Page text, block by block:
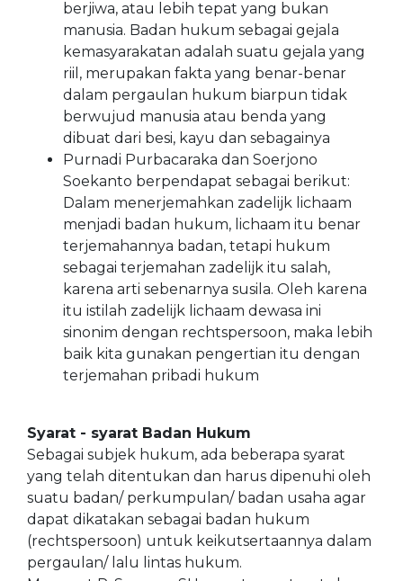
berjiwa, atau lebih tepat yang bukan
manusia. Badan hukum sebagai gejala
kemasyarakatan adalah suatu gejala yang
riil, merupakan fakta yang benar-benar
dalam pergaulan hukum biarpun tidak
berwujud manusia atau benda yang
dibuat dari besi, kayu dan sebagainya
Purnadi Purbacaraka dan Soerjono
Soekanto berpendapat sebagai berikut:
Dalam menerjemahkan zadelijk lichaam
menjadi badan hukum, lichaam itu benar
terjemahannya badan, tetapi hukum
sebagai terjemahan zadelijk itu salah,
karena arti sebenarnya susila. Oleh karena
itu istilah zadelijk lichaam dewasa ini
sinonim dengan rechtspersoon, maka lebih
baik kita gunakan pengertian itu dengan
terjemahan pribadi hukum
Syarat - syarat Badan Hukum
Sebagai subjek hukum, ada beberapa syarat
yang telah ditentukan dan harus dipenuhi oleh
suatu badan/ perkumpulan/ badan usaha agar
dapat dikatakan sebagai badan hukum
(rechtspersoon) untuk keikutsertaannya dalam
pergaulan/ lalu lintas hukum.